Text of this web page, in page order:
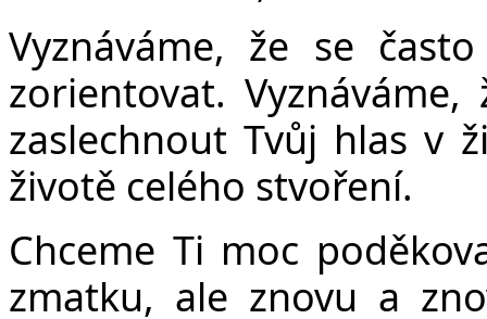
Vyznáváme, že se
zorientovat.
zaslechnout Tvůj hlas v
životě celého stvoření.
Chceme Ti moc
zmatku, ale znovu a